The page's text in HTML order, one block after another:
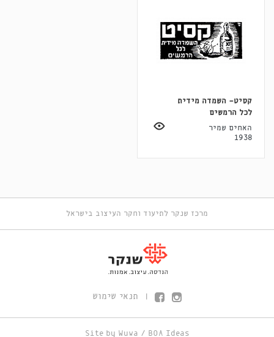
קסיט- השמדה מידית
לכל הרמשים
האחים שמיר
1938
מרכז שנקר לתיעוד וחקר העיצוב בישראל
תנאי שימוש
Site by Wuwa / BOA Ideas